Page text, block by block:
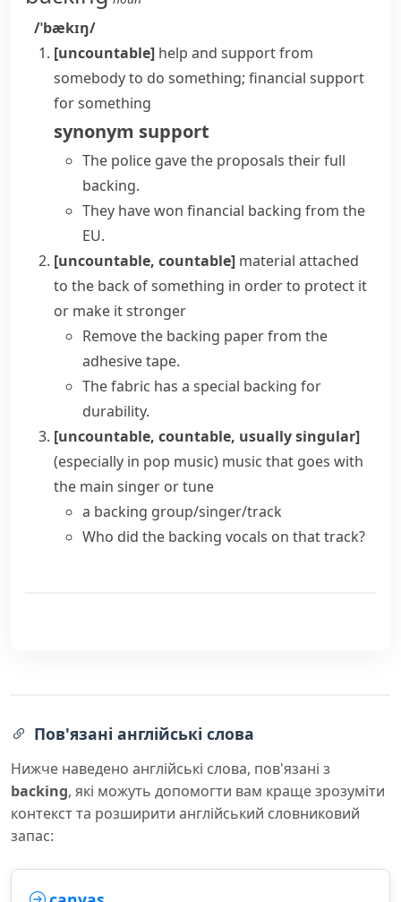
/ˈbækɪŋ/
[uncountable] help and support from
somebody to do something; financial support
for something
synonym support
The police gave the proposals their full
backing.
They have won financial backing from the
EU.
[uncountable, countable] material attached
to the back of something in order to protect it
or make it stronger
Remove the backing paper from the
adhesive tape.
The fabric has a special backing for
durability.
[uncountable, countable, usually singular]
(especially in pop music) music that goes with
the main singer or tune
a backing group/singer/track
Who did the backing vocals on that track?
Пов'язані англійські слова
Нижче наведено англійські слова, пов'язані з
backing, які можуть допомогти вам краще зрозуміти
контекст та розширити англійський словниковий
запас: